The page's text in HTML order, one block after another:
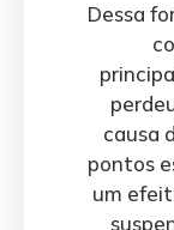
Dessa
causa
pontos
um